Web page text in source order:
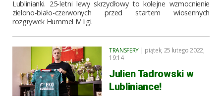
Lublinianki. 25-letni lewy skrzydłowy to kolejne wzmocnienie
zielono-biało-czerwonych przed startem wiosennych
rozgrywek Hummel IV ligi.
TRANSFERY | piątek, 25 lutego 2022,
19:14
Julien Tadrowski w
Lubliniance!